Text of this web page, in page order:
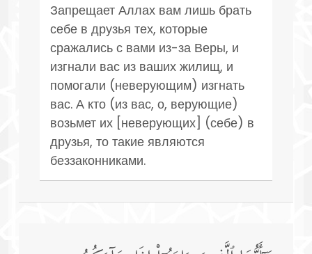
Запрещает Аллах вам лишь брать
себе в друзья тех, которые
сражались с вами из-за Веры, и
изгнали вас из ваших жилищ, и
помогали (неверующим) изгнать
вас. А кто (из вас, о, верующие)
возьмет их [неверующих] (себе) в
друзья, то такие являются
беззаконниками.